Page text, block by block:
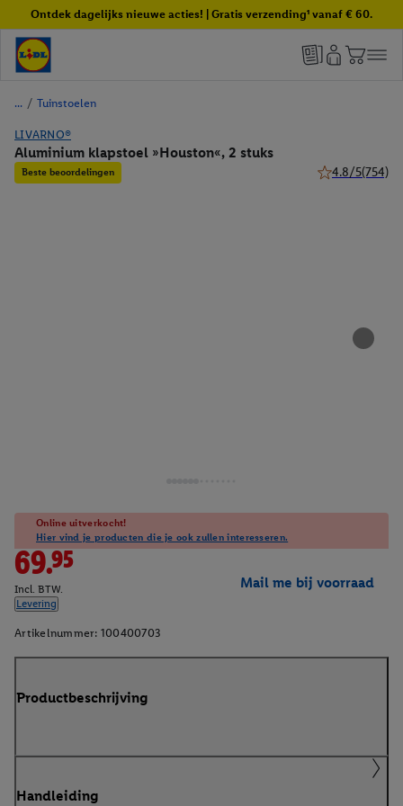
Ontdek dagelijks nieuwe acties! | Gratis verzending¹ vanaf € 60.
/ Tuinstoelen
LIVARNO®
Aluminium klapstoel »Houston«, 2 stuks
Beste beoordelingen 4.8/5(754)
Online uitverkocht!
Hier vind je producten die je ook zullen interesseren.
69.95
Incl. BTW.
Levering
Mail me bij voorraad
Artikelnummer: 100400703
Productbeschrijving
Handleiding